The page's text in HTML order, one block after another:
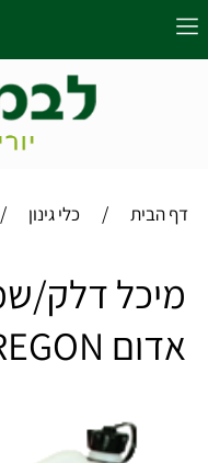
דף הבית / כלי גינון /
אדום OREGON